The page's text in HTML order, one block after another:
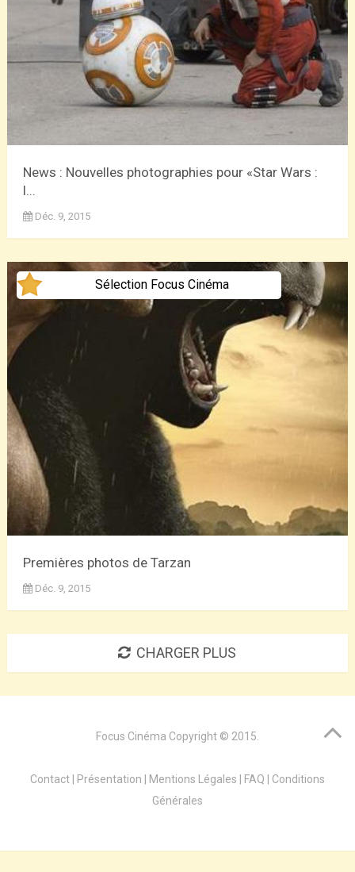
News : Nouvelles photographies pour «Star Wars :
l...
Déc. 9, 2015
Sélection Focus Cinéma
Premières photos de Tarzan
Déc. 9, 2015
CHARGER PLUS
Focus Cinéma Copyright © 2015.
Contact Présentation Mentions Légales FAQ
Conditions
Générales